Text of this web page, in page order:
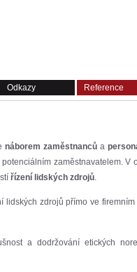
Odkazy Reference
náborem zaměstnanců a
zaměstnavatelem. V
řízení lidských zdrojů.
zdrojů přímo ve
a dodržování etických